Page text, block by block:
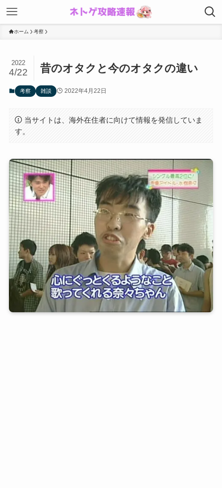
ホーム 考察
昔のオタクと今のオタクの違い
2022
4/22
考察 雑談 2022年4月22日
当サイトは、海外在住者に向けて情報を発信していま
す。